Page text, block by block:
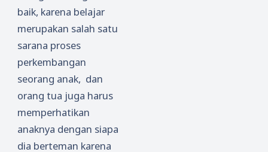
baik, karena belajar
merupakan salah satu
sarana proses
perkembangan
seorang anak, dan
orang tua juga harus
memperhatikan
anaknya dengan siapa
dia berteman karena